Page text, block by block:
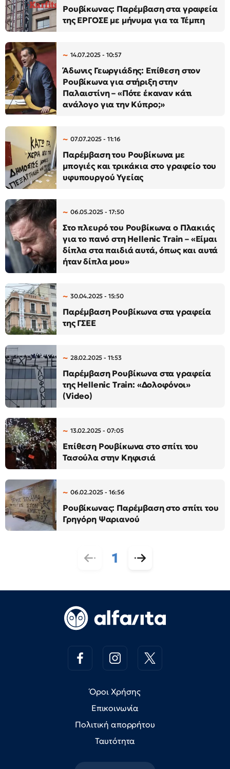
Ρουβίκωνας: Παρέμβαση στα γραφεία
της ΕΡΓΟΣΕ με μήνυμα για τα Τέμπη
14.07.2025 - 10:57
Άδωνις Γεωργιάδης: Επίθεση στον
Ρουβίκωνα για στήριξη στην
Παλαιστίνη – «Πότε έκαναν κάτι
ανάλογο για την Κύπρο;»
07.07.2025 - 11:16
Παρέμβαση του Ρουβίκωνα με
μπογιές και τρικάκια στο γραφείο του
υφυπουργού Υγείας
06.05.2025 - 17:50
Στο πλευρό του Ρουβίκωνα ο Πλακιάς
για το πανό στη Hellenic Train – «Είμαι
δίπλα στα παιδιά αυτά, όπως και αυτά
ήταν δίπλα μου»
30.04.2025 - 15:50
Παρέμβαση Ρουβίκωνα στα γραφεία
της ΓΣΕΕ
28.02.2025 - 11:53
Παρέμβαση Ρουβίκωνα στα γραφεία
της Hellenic Train: «Δολοφόνοι»
(Video)
13.02.2025 - 07:05
Επίθεση Ρουβίκωνα στο σπίτι του
Τασούλα στην Κηφισιά
06.02.2025 - 16:56
Ρουβίκωνας: Παρέμβαση στο σπίτι του
Γρηγόρη Ψαριανού
1
Όροι Χρήσης
Επικοινωνία
Πολιτική απορρήτου
Ταυτότητα